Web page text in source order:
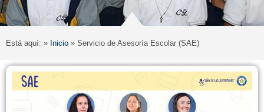
Está aquí: » Inicio » Servicio de Asesoría Escolar (SAE)